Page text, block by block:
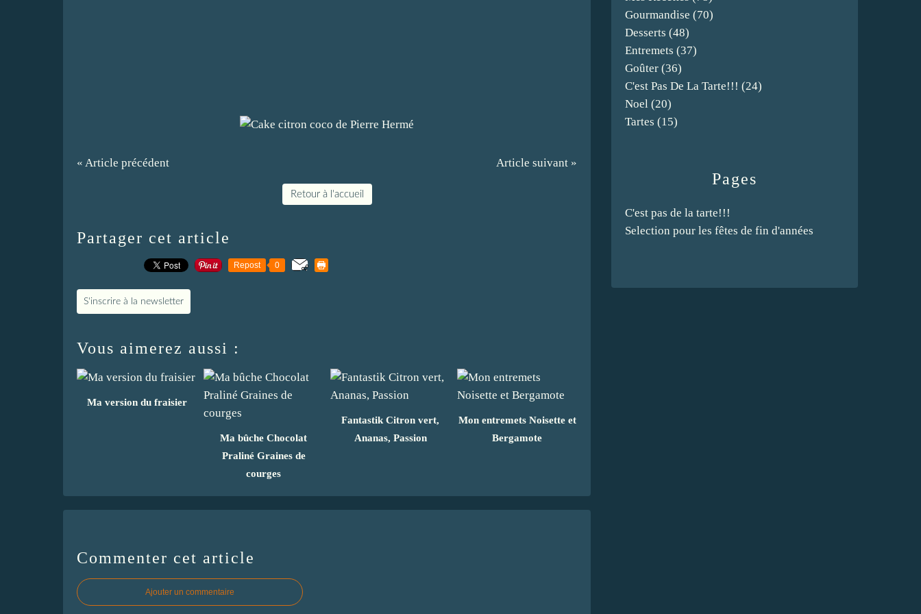
« Article précédent Article suivant »
Retour à l'accueil
Partager cet article
Repost 0
S'inscrire à la newsletter
Vous aimerez aussi :
Ma version du fraisier
Ma bûche Chocolat
Praliné Graines de
courges
Fantastik Citron vert,
Ananas, Passion
Mon entremets Noisette et
Bergamote
Commenter cet article
Ajouter un commentaire
Gourmandise (70)
Desserts (48)
Entremets (37)
Goûter (36)
C'est Pas De La Tarte!!! (24)
Noel (20)
Tartes (15)
Pages
C'est pas de la tarte!!!
Selection pour les fêtes de fin d'années